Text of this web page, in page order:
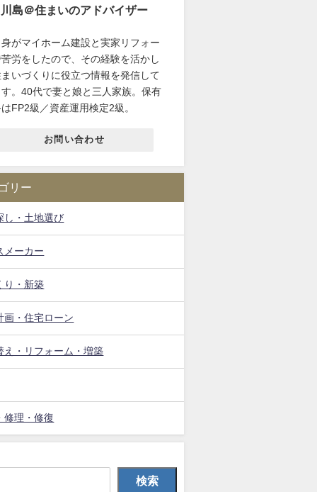
川島＠住まいのアドバイザー
がマイホーム建設と実家リフォー
苦労をしたので、その経験を活かし
まいづくりに役立つ情報を発信して
す。40代で妻と娘と三人家族。保有
FP2級／資産運用検定2級。
お問い合わせ
リー
し・土地選び
メーカー
り・新築
画・住宅ローン
え・リフォーム・増築
修理・修復
検索